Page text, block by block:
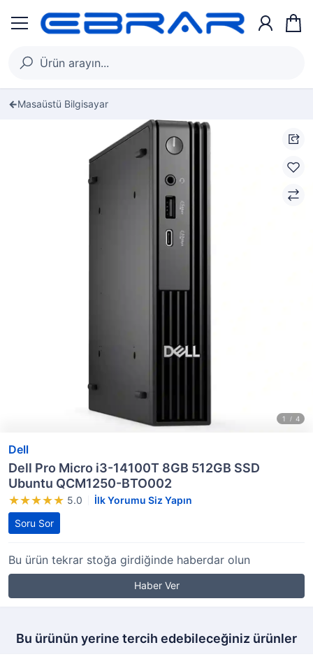
Masaüstü Bilgisayar
Dell
Dell Pro Micro i3-14100T 8GB 512GB SSD
Ubuntu QCM1250-BTO002
5.0
İlk Yorumu Siz Yapın
Soru Sor
Bu ürün tekrar stoğa girdiğinde haberdar olun
Haber Ver
Bu ürünün yerine tercih edebileceğiniz ürünler